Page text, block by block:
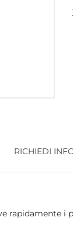
RICHIEDI
rapidamente i